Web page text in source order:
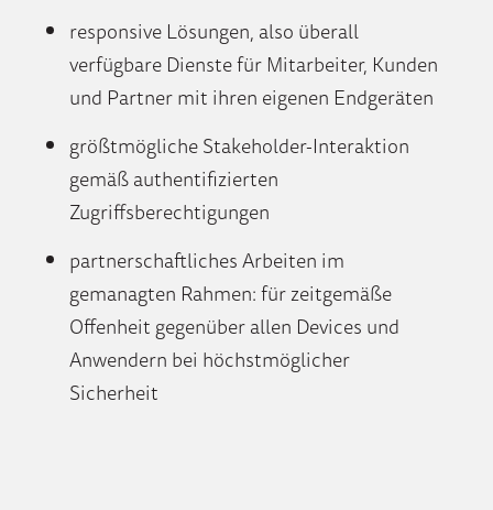
responsive Lösungen, also überall
verfügbare Dienste für Mitarbeiter, Kunden
und Partner mit ihren eigenen Endgeräten
größtmögliche Stakeholder-Interaktion
gemäßauthentifizierten
Zugriffsberechtigungen
partnerschaftliches Arbeiten im
gemanagten Rahmen: für zeitgemäße
Offenheit gegenüber allen Devices und
Anwendern bei höchstmöglicher
Sicherheit